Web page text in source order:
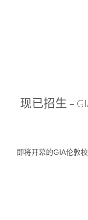
现已招生 –
即将开幕的GIA伦敦